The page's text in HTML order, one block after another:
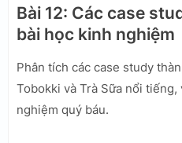
Bài 12: Các case
bài học kinh nghiệm
Phân tích các case study
Tobokki và Trà Sữa nổi
nghiệm quý báu.